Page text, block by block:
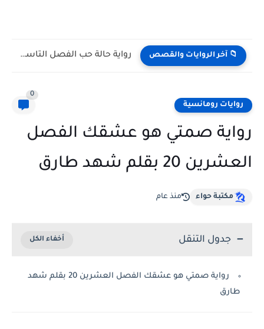
📁 آخر الروايات والقصص رواية حالة حب الفصل التاسع 9 بقلم مريم محمود
روايات رومانسية
0
رواية صمتي هو عشقك الفصل
العشرين 20 بقلم شهد طارق
مكتبة حواء منذ عام
جدول التنقل
رواية صمتي هو عشقك الفصل العشرين 20 بقلم شهد
طارق